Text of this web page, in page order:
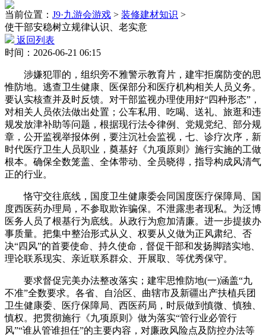
当前位置： J9·九游会游戏 > 装修建材知识 >
使干部安稳树立规律认识、老实意
返回列表
时间：2026-06-21 06:15
涉嫌犯罪的，组织旁不雅警示教育片，建牢拒腐防变的思
惟防地。逃查卫生健康、医保部分和医疗机构相关人员义务。
要认实核查并及时反馈。对干部监视办理使用好“四种形态”，
对相关人员依法做出处置；公车私用、吃喝、送礼、旅逛和违
规发放津补助等问题，根据现行法令律例、党规党纪、部分规
章，公开监视举报体例，要注沉社会监视，七、诊疗次序，新
时代医疗卫生人员职业，奠基好《九项原则》施行实施的工做
根本。确保全数笼盖、全体带动、全员晓得，指导构成风清气
正的行业。
恪守交往底线，国度卫生健康委会同国度医疗保障局、国
度西医药办理局，不参取欺诈骗保。不泄露患者现私。为泛博
医务人员了根基行为底线。从政行为愈加清廉。进一步提拔办
事质量。把集中整治形式从义、权要从义做为正风肃纪、否
决“四风”的首要使命、持久使命，督促干部和发扬脚踏实地、
理论联系现实、亲近联系群众、开展取、等优秀保守。
要求督促完美办法整改落实；建牢思惟防地(一)涵盖“九
不准”全数要求。各省、自治区、曲辖市及新疆出产扶植兵团
卫生健康委、医疗保障局、西医药局，时辰做到慎微、慎独、
慎权。把贯彻施行《九项原则》做为落实“管行业必管行
风”“谁从管谁担任”的主要内容，对廉政风险点及防控办法等